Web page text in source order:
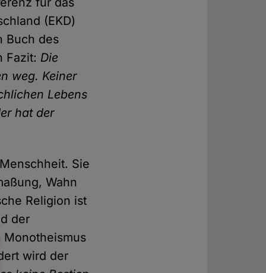
(EKD)
Buch des
Fazit: Die
weg. Keiner
Lebens
hat der
Sie
Wahn
Religion ist
der
Monotheismus
wird der